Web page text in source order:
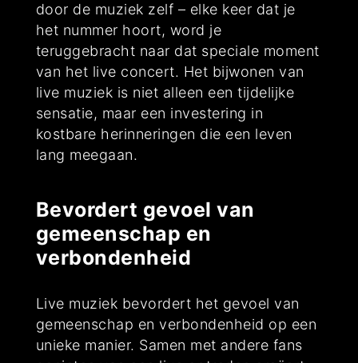
door de muziek zelf – elke keer dat je
het nummer hoort, word je
teruggebracht naar dat speciale moment
van het live concert. Het bijwonen van
live muziek is niet alleen een tijdelijke
sensatie, maar een investering in
kostbare herinneringen die een leven
lang meegaan.
Bevordert gevoel van
gemeenschap en
verbondenheid
Live muziek bevordert het gevoel van
gemeenschap en verbondenheid op een
unieke manier. Samen met andere fans